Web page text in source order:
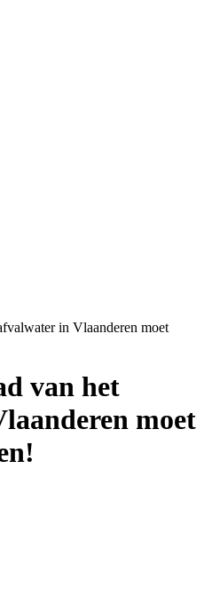
in Vlaanderen moet
van het
moet